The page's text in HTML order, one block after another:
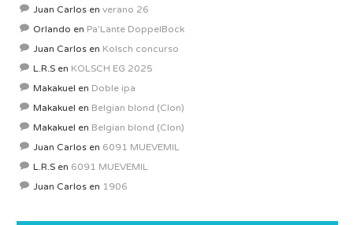
Juan Carlos en verano 26
Orlando en Pa’Lante DoppelBock
Juan Carlos en Kolsch concurso
L.R.S en KOLSCH EG 2025
Makakuel en Doble ipa
Makakuel en Belgian blond (Clon)
Makakuel en Belgian blond (Clon)
Juan Carlos en 6091 MUEVEMIL
L.R.S en 6091 MUEVEMIL
Juan Carlos en 1906